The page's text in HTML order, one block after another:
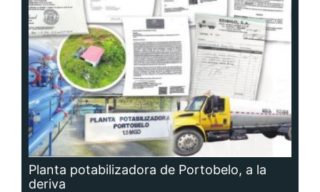
Planta potabilizadora de Portobelo, a la
deriva